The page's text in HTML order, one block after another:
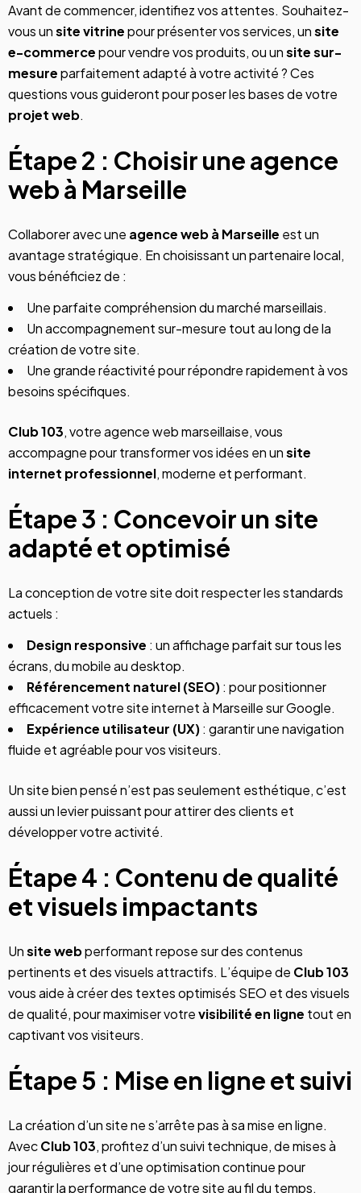
Avant de commencer, identifiez vos attentes. Souhaitez-
vous unsite vitrinepour présenter vos services, unsite
e-commercepour vendre vos produits, ou unsite sur-
mesureparfaitement adapté à votre activité ? Ces
questions vous guideront pour poser les bases de votre
projet web.
Étape 2 : Choisir une agence
web à Marseille
Collaborer avec une agence web à Marseille est un
avantage stratégique. En choisissant un partenaire local,
vous bénéficiez de :
Une parfaite compréhension du marché marseillais.
Un accompagnement sur-mesure tout au long de la
création de votre site.
Une grande réactivité pour répondre rapidement à vos
besoins spécifiques.
Club 103, votre agence web marseillaise, vous
accompagne pour transformer vos idées en unsite
internet professionnel, moderne et performant.
Étape 3 : Concevoir un site
adapté et optimisé
La conception de votre site doit respecter les standards
actuels :
Design responsive : un affichage parfait sur tous les
écrans, du mobile au desktop.
Référencement naturel (SEO): pour positionner
efficacement votresite internet à Marseillesur Google.
Expérience utilisateur (UX): garantir une navigation
fluide et agréable pour vos visiteurs.
Un site bien pensé n’est pas seulement esthétique, c’est
aussi un levier puissant pour attirer des clients et
développer votre activité.
Étape 4 : Contenu de qualité
et visuels impactants
Unsite webperformant repose sur des contenus
pertinents et des visuels attractifs. L’équipe de Club 103
vous aide à créer des textes optimisés SEO et des visuels
de qualité, pour maximiser votrevisibilité en ligne tout en
captivant vos visiteurs.
Étape 5 : Mise en ligne et suivi
La création d’un site ne s’arrête pas à sa mise en ligne.
AvecClub 103, profitez d’un suivi technique, de mises à
jour régulières et d’une optimisation continue pour
garantir la performance de votre site au fil du temps.